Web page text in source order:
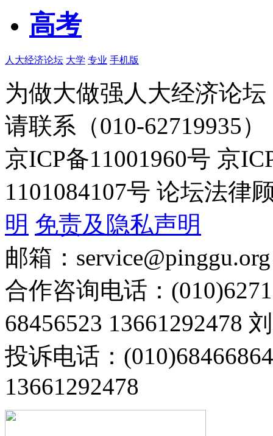
高考
人大经济论坛 大学 专业 手机版
为做大做强人大经济论
请联系（010-62719935）
京ICP备11001960号 京
1101084107号 论坛法律
明 免责及隐私声明
邮箱：service@pinggu.org
合作咨询电话：
68456523 13661292478
投诉电话：
13661292478